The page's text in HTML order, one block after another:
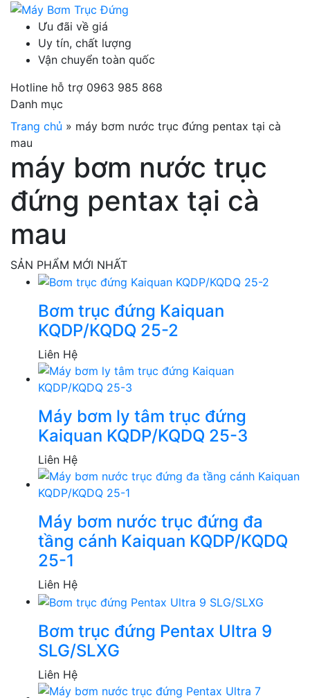
Ưu đãi về giá
Uy tín, chất lượng
Vận chuyển toàn quốc
Hotline hỗ trợ 0963 985 868
Danh mục
Trang chủ » máy bơm nước trục đứng pentax tại cà
mau
máy bơm nước trục
đứng pentax tại cà
mau
SẢN PHẨM MỚI NHẤT
Bơm trục đứng Kaiquan
KQDP/KQDQ 25-2
Liên Hệ
Máy bơm ly tâm trục đứng
Kaiquan KQDP/KQDQ 25-3
Liên Hệ
Máy bơm nước trục đứng đa
tầng cánh Kaiquan KQDP/KQDQ
25-1
Liên Hệ
Bơm trục đứng Pentax Ultra 9
SLG/SLXG
Liên Hệ